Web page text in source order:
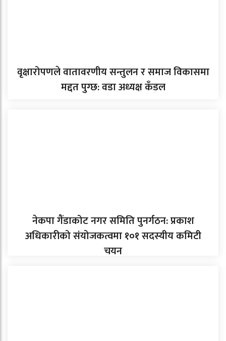
वृक्षारोपणले वातावरणीय सन्तुलन र समाज विकासमा
मद्दत पुग्छ: वडा अध्यक्ष कँडल
नेकपा गैंडाकोट नगर समिति पुनर्गठन: प्रकाश
अधिकारीको संयोजकत्वमा १०१ सदस्यीय कमिटी
चयन